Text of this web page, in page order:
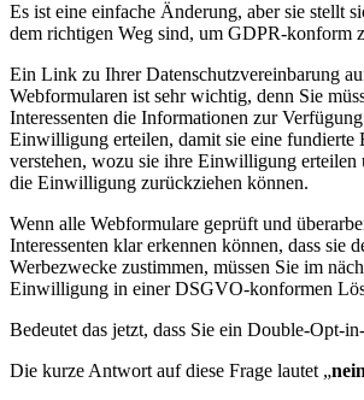
Es ist eine einfache Änderung, aber sie stellt
dem richtigen Weg sind, um GDPR-konform
Ein Link zu Ihrer Datenschutzvereinbarung
Webformularen ist sehr wichtig, denn Sie
Interessenten die Informationen zur
Einwilligung erteilen, damit sie eine fundierte
verstehen, wozu sie ihre Einwilligung erteilen
die Einwilligung zurückziehen können.
Wenn alle Webformulare geprüft und
Interessenten klar erkennen können, dass sie
Werbezwecke zustimmen, müssen Sie im
Einwilligung in einer DSGVO-konformen
Bedeutet das jetzt, dass Sie ein Double-Opt-
Die kurze Antwort auf diese Frage lautet „nein